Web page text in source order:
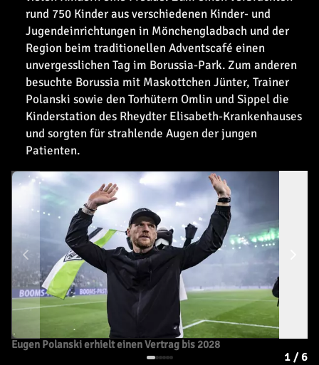
rund 750 Kinder aus verschiedenen Kinder- und
Jugendeinrichtungen in Mönchengladbach und der
Region beim traditionellen Adventscafé einen
unvergesslichen Tag im Borussia-Park. Zum anderen
besuchte Borussia mit Maskottchen Jünter, Trainer
Polanski sowie den Torhütern Omlin und Sippel die
Kinderstation des Rheydter Elisabeth-Krankenhauses
und sorgten für strahlende Augen der jungen
Patienten.
Eugen Polanski erhielt einen Vertrag bis 2028
1 /6